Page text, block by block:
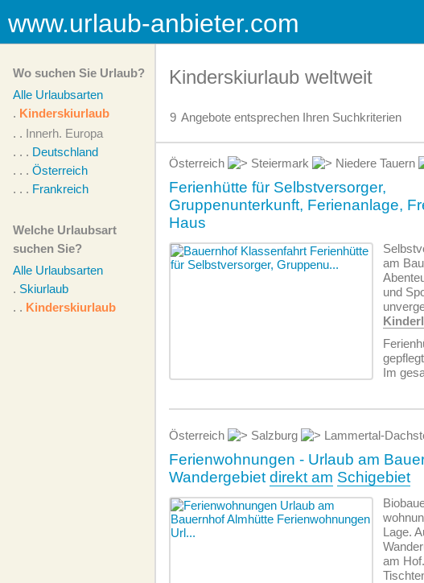
www.urlaub-anbieter.com
Wo suchen Sie Urlaub?
Alle Urlaubsarten
. Kinderskiurlaub
. . Innerh. Europa
. . . Deutschland
. . . Österreich
. . . Frankreich
Welche Urlaubsart
suchen Sie?
Alle Urlaubsarten
. Skiurlaub
. . Kinderskiurlaub
Kinderskiurlaub weltweit
9 Angebote entsprechen Ihren Suchkriterien
Österreich Steiermark Niedere Tauern
Ferienhütte für Selbstversorger,
Gruppenunterkunft, Ferienanlage,
Haus
am
und
Im
Österreich Salzburg Lammertal-
Ferienwohnungen - Urlaub am
Wandergebiet direkt am Schigebiet
Lage.
am Hof.